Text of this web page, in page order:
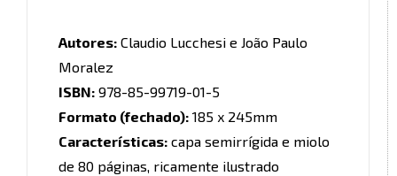
Autores: Claudio Lucchesi e João Paulo
Moralez
ISBN: 978-85-99719-01-5
Formato (fechado): 185 x 245mm
Características: capa semirrígida e miolo
de 80 páginas, ricamente ilustrado